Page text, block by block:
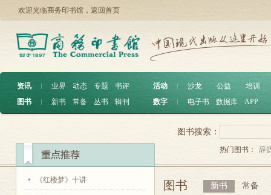
欢迎光临商务印书馆， 返回首页
资讯 ︱ 业界 动态 专题
书评
图书
︱ 新书 常备 丛书 辑刊
活动 沙龙 公益
培训
数字
电子书 数据库 APP
《红楼梦》十讲
图书搜索：
热门图书： 辞
图书 新书 常备